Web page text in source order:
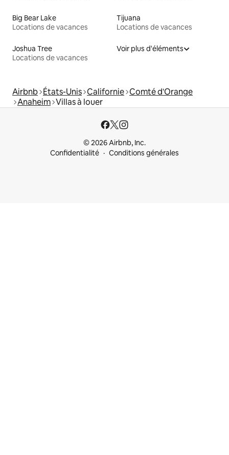
Big Bear Lake
Locations de vacances
Tijuana
Locations de vacances
Joshua Tree
Locations de vacances
Voir plus d'éléments
Airbnb États-Unis Californie Comté d'Orange
Anaheim Villas à louer
© 2026 Airbnb, Inc.
Confidentialité
Conditions générales